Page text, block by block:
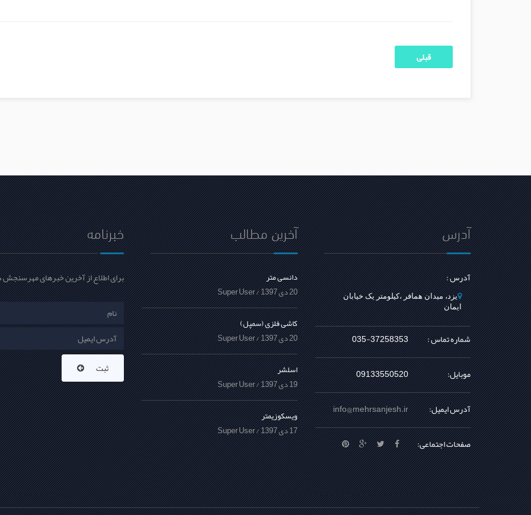
قبلی
آدرس
آدرس :
یزد، میدان همافر ،کیلومتر یک خیابان
ایمان
شماره تماس : 035-37258353
موبایل: 09133550520
آدرس ایمیل: info@mehrsanjesh.ir
صفحات اجتماعی:
آخرین مطالب
دانسی متر
20 دی 1397 /
Super User
کاشی فلزی (سمپل)
20 دی 1397 /
Super User
اسلشر
19 دی 1397 /
Super User
ویسکوزیمتر
17 دی 1397 /
Super User
خبرنامه
برای اطلاع از آخرین خبرهای
ثبت